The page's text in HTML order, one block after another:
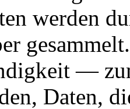
werden
—
Daten,